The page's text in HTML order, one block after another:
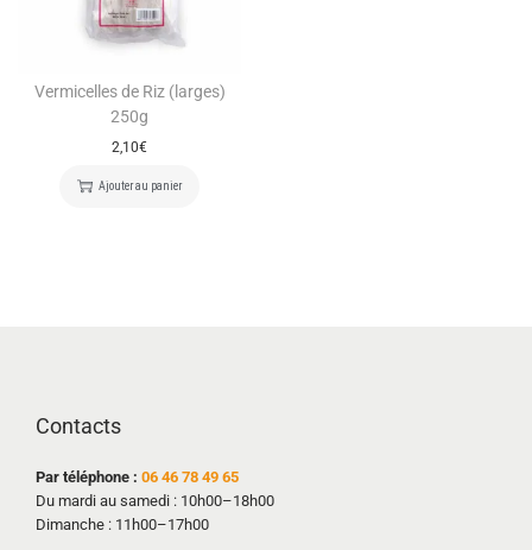
Vermicelles de Riz (larges)
250g
2,10€
Ajouter au panier
Contacts
Par téléphone : 06 46 78 49 65
Du mardi au samedi : 10h00–18h00
Dimanche : 11h00–17h00